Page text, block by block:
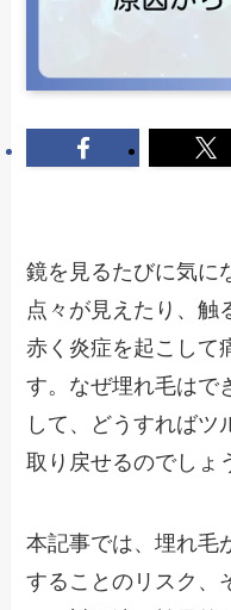
鏡を見るたびに気に
点々が見えたり、触
赤く炎症を起こして
す。なぜ埋れ毛はで
して、どうすればツ
取り戻せるのでしょ
本記事では、埋れ毛
することのリスク、